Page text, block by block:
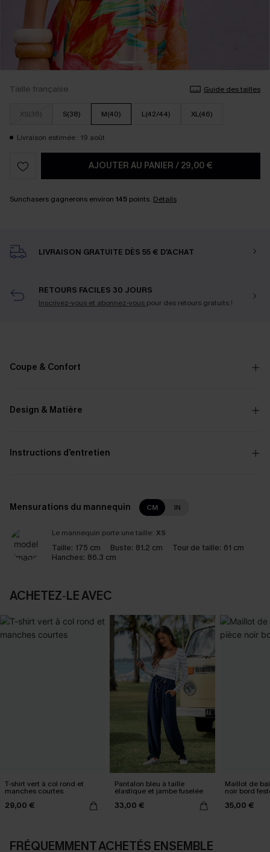
Taille française Guide des tailles
XS(36) S(38) M(40) L(42/44) XL(46)
Livraison estimée : 19 août
AJOUTER AU PANIER / 29,00 €
Sunchasers gagnerons environ 145 points. Détails
LIVRAISON GRATUITE DÈS 55 € D'ACHAT
RETOURS FACILES 30 JOURS
Inscrivez-vous et abonnez-vous pour des retours gratuits !
Coupe & Confort
Design & Matière
Instructions d’entretien
Mensurations du mannequin CM IN
Le mannequin porte une taille: XS
Taille: 175 cm Buste: 81.2 cm Tour de taille: 61 cm
Hanches: 86.3 cm
ACHETEZ‑LE AVEC
T-shirt vert à col rond et
manches courtes
29,00 €
Pantalon bleu à taille
élastique et jambe fuselée
33,00 €
Maillot de
noir bord
35,00 €
FRÉQUEMMENT ACHETÉS ENSEMBLE